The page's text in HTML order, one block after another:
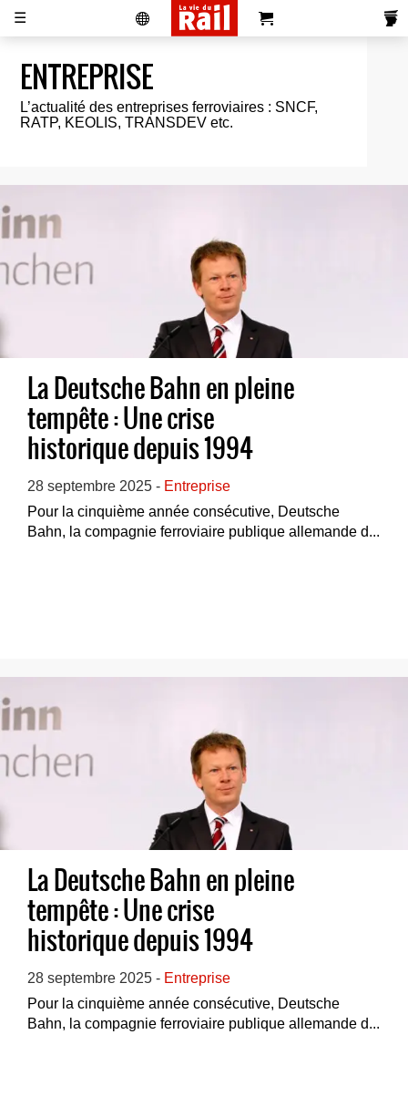
Actualités
Histoire
Associations
Magazines
Vidéos
Partenaires
Pro
Pub
&
Newsletters
S'abonner
Se
réabonner
☰
ENTREPRISE
L’actualité des entreprises ferroviaires : SNCF,
RATP, KEOLIS, TRANSDEV etc.
La Deutsche Bahn en pleine
tempête : Une crise
historique depuis 1994
28 septembre 2025 - Entreprise
Pour la cinquième année consécutive, Deutsche
Bahn, la compagnie ferroviaire publique allemande d...
La Deutsche Bahn en pleine
tempête : Une crise
historique depuis 1994
28 septembre 2025 - Entreprise
Pour la cinquième année consécutive, Deutsche
Bahn, la compagnie ferroviaire publique allemande d...